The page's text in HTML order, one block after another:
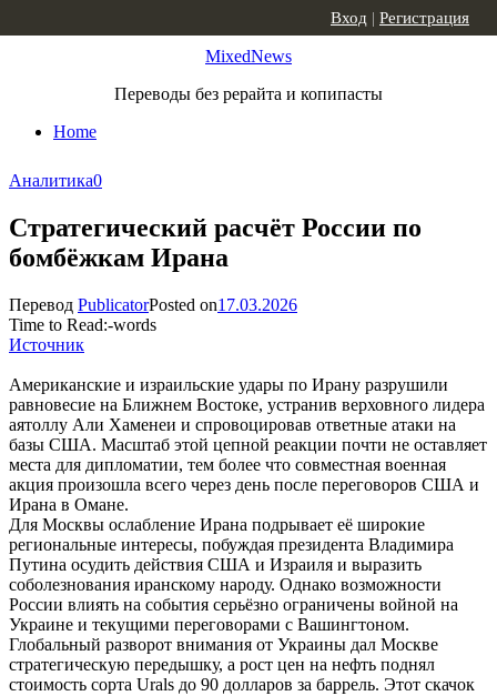
MixedNews
Переводы без рерайта и копипасты
Home
Вход | Регистрация
Аналитика0
Стратегический расчёт России по
бомбёжкам Ирана
Перевод PublicatorPosted on17.03.2026
Time to Read:-words
Источник
Американские и израильские удары по Ирану разрушили
равновесие на Ближнем Востоке, устранив верховного лидера
аятоллу Али Хаменеи и спровоцировав ответные атаки на
базы США. Масштаб этой цепной реакции почти не оставляет
места для дипломатии, тем более что совместная военная
акция произошла всего через день после переговоров США и
Ирана в Омане.
Для Москвы ослабление Ирана подрывает её широкие
региональные интересы, побуждая президента Владимира
Путина осудить действия США и Израиля и выразить
соболезнования иранскому народу. Однако возможности
России влиять на события серьёзно ограничены войной на
Украине и текущими переговорами с Вашингтоном.
Глобальный разворот внимания от Украины дал Москве
стратегическую передышку, а рост цен на нефть поднял
стоимость сорта Urals до 90 долларов за баррель. Этот скачок